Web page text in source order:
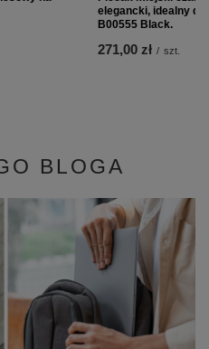
elegancki, idealny
B00555 Black.
271,00 zł / szt.
BLOGA